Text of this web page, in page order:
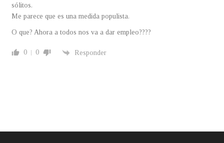
sólitos.
Me parece que es una medida populista.
O que? Ahora a todos nos va a dar empleo????
0 0 Responder